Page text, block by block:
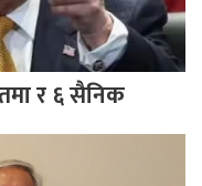
र ६ सैनिक